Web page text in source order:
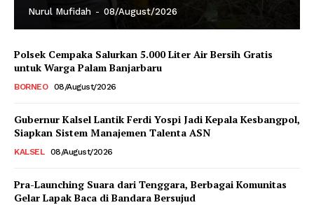
Nurul Mufidah - 08/August/2026
Polsek Cempaka Salurkan 5.000 Liter Air Bersih Gratis
untuk Warga Palam Banjarbaru
BORNEO 08/August/2026
Gubernur Kalsel Lantik Ferdi Yospi Jadi Kepala Kesbangpol,
Siapkan Sistem Manajemen Talenta ASN
KALSEL 08/August/2026
Pra-Launching Suara dari Tenggara, Berbagai Komunitas
Gelar Lapak Baca di Bandara Bersujud